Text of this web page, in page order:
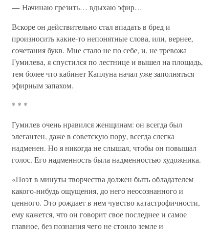
— Начинаю грезить… вдыхаю эфир…
Вскоре он действительно стал впадать в бред и
произносить какие-то непонятные слова, или, вернее,
сочетания букв. Мне стало не по себе, и, не тревожа
Гумилева, я спустился по лестнице и вышел на площадь,
тем более что кабинет Каплуна начал уже заполняться
эфирным запахом.
* * *
Гумилев очень нравился женщинам: он всегда был
элегантен, даже в советскую пору, всегда слегка
надменен. Но я никогда не слышал, чтобы он повышал
голос. Его надменность была надменностью художника.
«Поэт в минуты творчества должен быть обладателем
какого-нибудь ощущения, до него неосознанного и
ценного. Это рождает в нем чувство катастрофичности,
ему кажется, что он говорит свое последнее и самое
главное, без познания чего не стоило земле и